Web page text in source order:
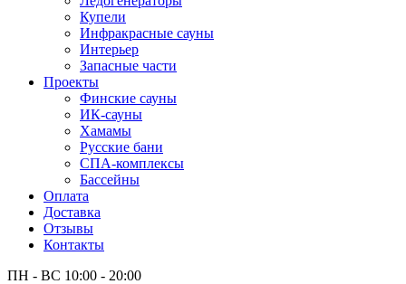
Купели
Инфракрасные сауны
Интерьер
Запасные части
Проекты
Финские сауны
ИК-сауны
Хамамы
Русские бани
СПА-комплексы
Бассейны
Оплата
Доставка
Отзывы
Контакты
ПН - ВС 10:00 - 20:00